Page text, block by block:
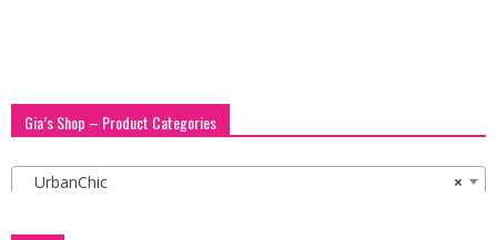
Gia’s Shop – Product Categories
×
UrbanChic